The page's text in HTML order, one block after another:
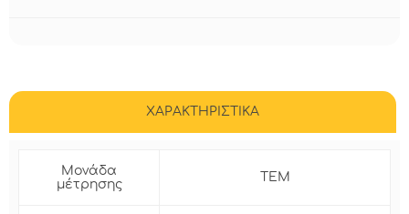
ΧΑΡΑΚΤΗΡΙΣΤΙΚΑ
Μονάδα
μέτρησης
ΤΕΜ